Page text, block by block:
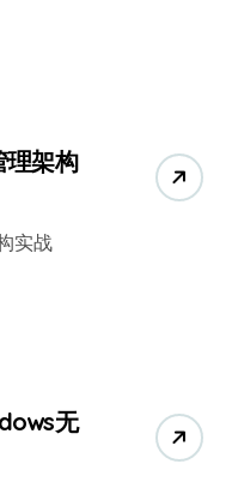
理架构
实战
无